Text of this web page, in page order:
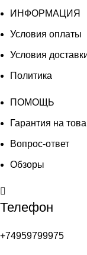
ИНФОРМАЦИЯ
Условия оплаты
Условия
Политика
ПОМОЩЬ
Гарантия на
Вопрос-ответ
Обзоры
Телефон
+74959799975